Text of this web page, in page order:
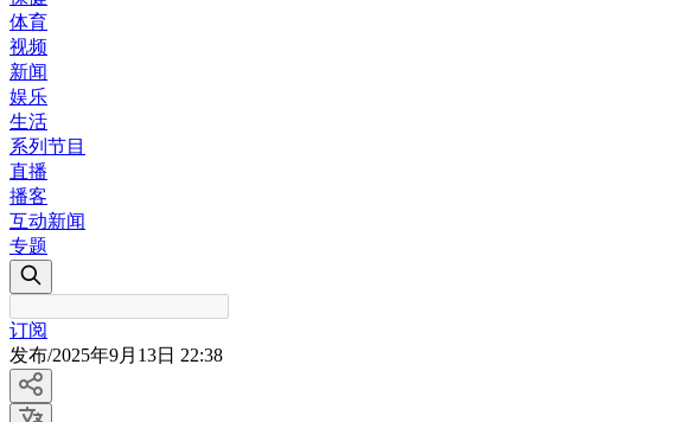
体育
视频
新闻
娱乐
生活
系列节目
直播
播客
互动新闻
专题
订阅
发布/2025年9月13日 22:38